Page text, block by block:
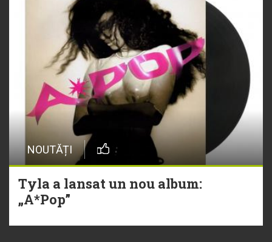
NOUTĂȚI
Tyla a lansat un nou album:
„A*Pop”